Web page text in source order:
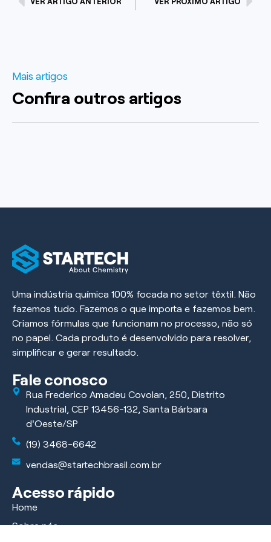
Mais artigos
Confira outros artigos
Uma indústria química 100% focada no setor têxtil. Não
fazemos tudo. Fazemos o que importa e fazemos bem.
Criamos fórmulas que funcionam no processo, não só
no papel. Cada produto é desenvolvido para resolver,
simplificar e gerar resultado.
Fale conosco
Rua Frederico Amadeu Covolan, 250, Distrito
Industrial, CEP 13456-132, Santa Bárbara
d'Oeste/SP
(19) 3468-6642
vendas@startechbrasil.com.br
Acesso rápido
Home
Sobre nós